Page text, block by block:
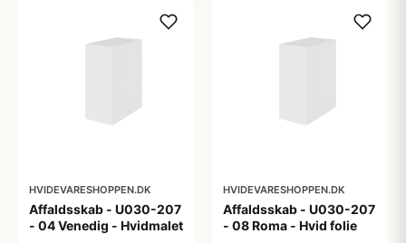
HVIDEVARESHOPPEN.DK
Affaldsskab - U030-207
- 04 Venedig - Hvidmalet
HVIDEVARESHOPPEN.DK
Affaldsskab - U030-207
- 08 Roma - Hvid folie